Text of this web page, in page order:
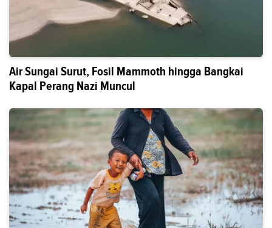
Air Sungai Surut, Fosil Mammoth hingga Bangkai
Kapal Perang Nazi Muncul